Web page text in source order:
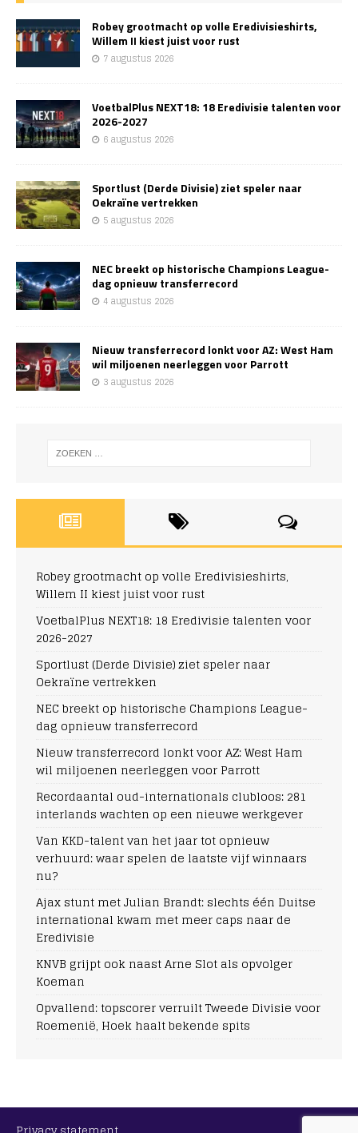
Robey grootmacht op volle Eredivisieshirts,
Willem II kiest juist voor rust
7 augustus 2026
VoetbalPlus NEXT18: 18 Eredivisie talenten voor
2026-2027
6 augustus 2026
Sportlust (Derde Divisie) ziet speler naar
Oekraïne vertrekken
5 augustus 2026
NEC breekt op historische Champions League-
dag opnieuw transferrecord
4 augustus 2026
Nieuw transferrecord lonkt voor AZ: West Ham
wil miljoenen neerleggen voor Parrott
3 augustus 2026
Robey grootmacht op volle Eredivisieshirts,
Willem II kiest juist voor rust
VoetbalPlus NEXT18: 18 Eredivisie talenten voor
2026-2027
Sportlust (Derde Divisie) ziet speler naar
Oekraïne vertrekken
NEC breekt op historische Champions League-
dag opnieuw transferrecord
Nieuw transferrecord lonkt voor AZ: West Ham
wil miljoenen neerleggen voor Parrott
Recordaantal oud-internationals clubloos: 281
interlands wachten op een nieuwe werkgever
Van KKD-talent van het jaar tot opnieuw
verhuurd: waar spelen de laatste vijf winnaars
nu?
Ajax stunt met Julian Brandt: slechts één Duitse
international kwam met meer caps naar de
Eredivisie
KNVB grijpt ook naast Arne Slot als opvolger
Koeman
Opvallend: topscorer verruilt Tweede Divisie voor
Roemenië, Hoek haalt bekende spits